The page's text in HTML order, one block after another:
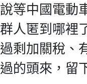
等中國電動
人匿到哪裡
剩加關稅、
的頭來，留